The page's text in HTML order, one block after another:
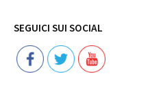
SEGUICI SUI SOCIAL